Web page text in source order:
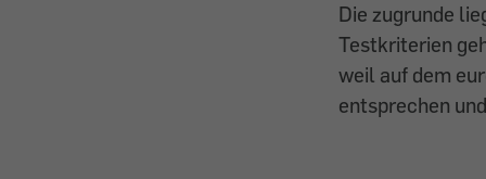
Die zugrunde
Testkriterien
weil auf dem
entsprechen